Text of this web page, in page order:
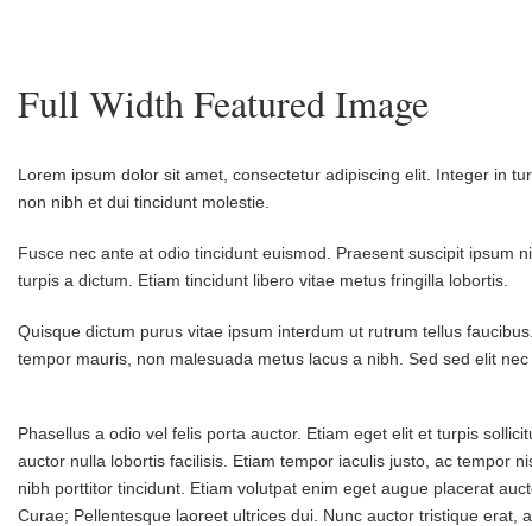
Full Width Featured Image
Lorem ipsum dolor sit amet, consectetur adipiscing elit. Integer in
non nibh et dui tincidunt molestie.
Fusce nec ante at odio tincidunt euismod. Praesent suscipit ipsum
turpis a dictum. Etiam tincidunt libero vitae metus fringilla lobortis.
Quisque dictum purus vitae ipsum interdum ut rutrum tellus
tempor mauris, non malesuada metus lacus a nibh. Sed sed elit
Phasellus a odio vel felis porta auctor. Etiam eget elit et turpis
auctor nulla lobortis facilisis. Etiam tempor iaculis justo, ac tempor
nibh porttitor tincidunt. Etiam volutpat enim eget augue placerat
Curae; Pellentesque laoreet ultrices dui. Nunc auctor tristique erat,